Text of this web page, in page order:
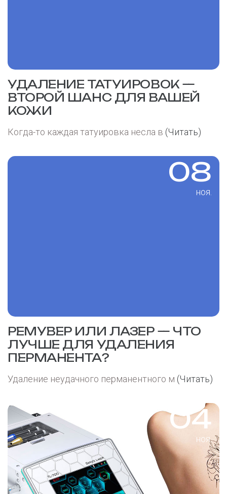
УДАЛЕНИЕ ТАТУИРОВОК —
ВТОРОЙ ШАНС ДЛЯ ВАШЕЙ
КОЖИ
Когда-то каждая татуировка несла в (Читать)
08
ноя.
РЕМУВЕР ИЛИ ЛАЗЕР — ЧТО
ЛУЧШЕ ДЛЯ УДАЛЕНИЯ
ПЕРМАНЕНТА?
Удаление неудачного перманентного м (Читать)
04
ноя.